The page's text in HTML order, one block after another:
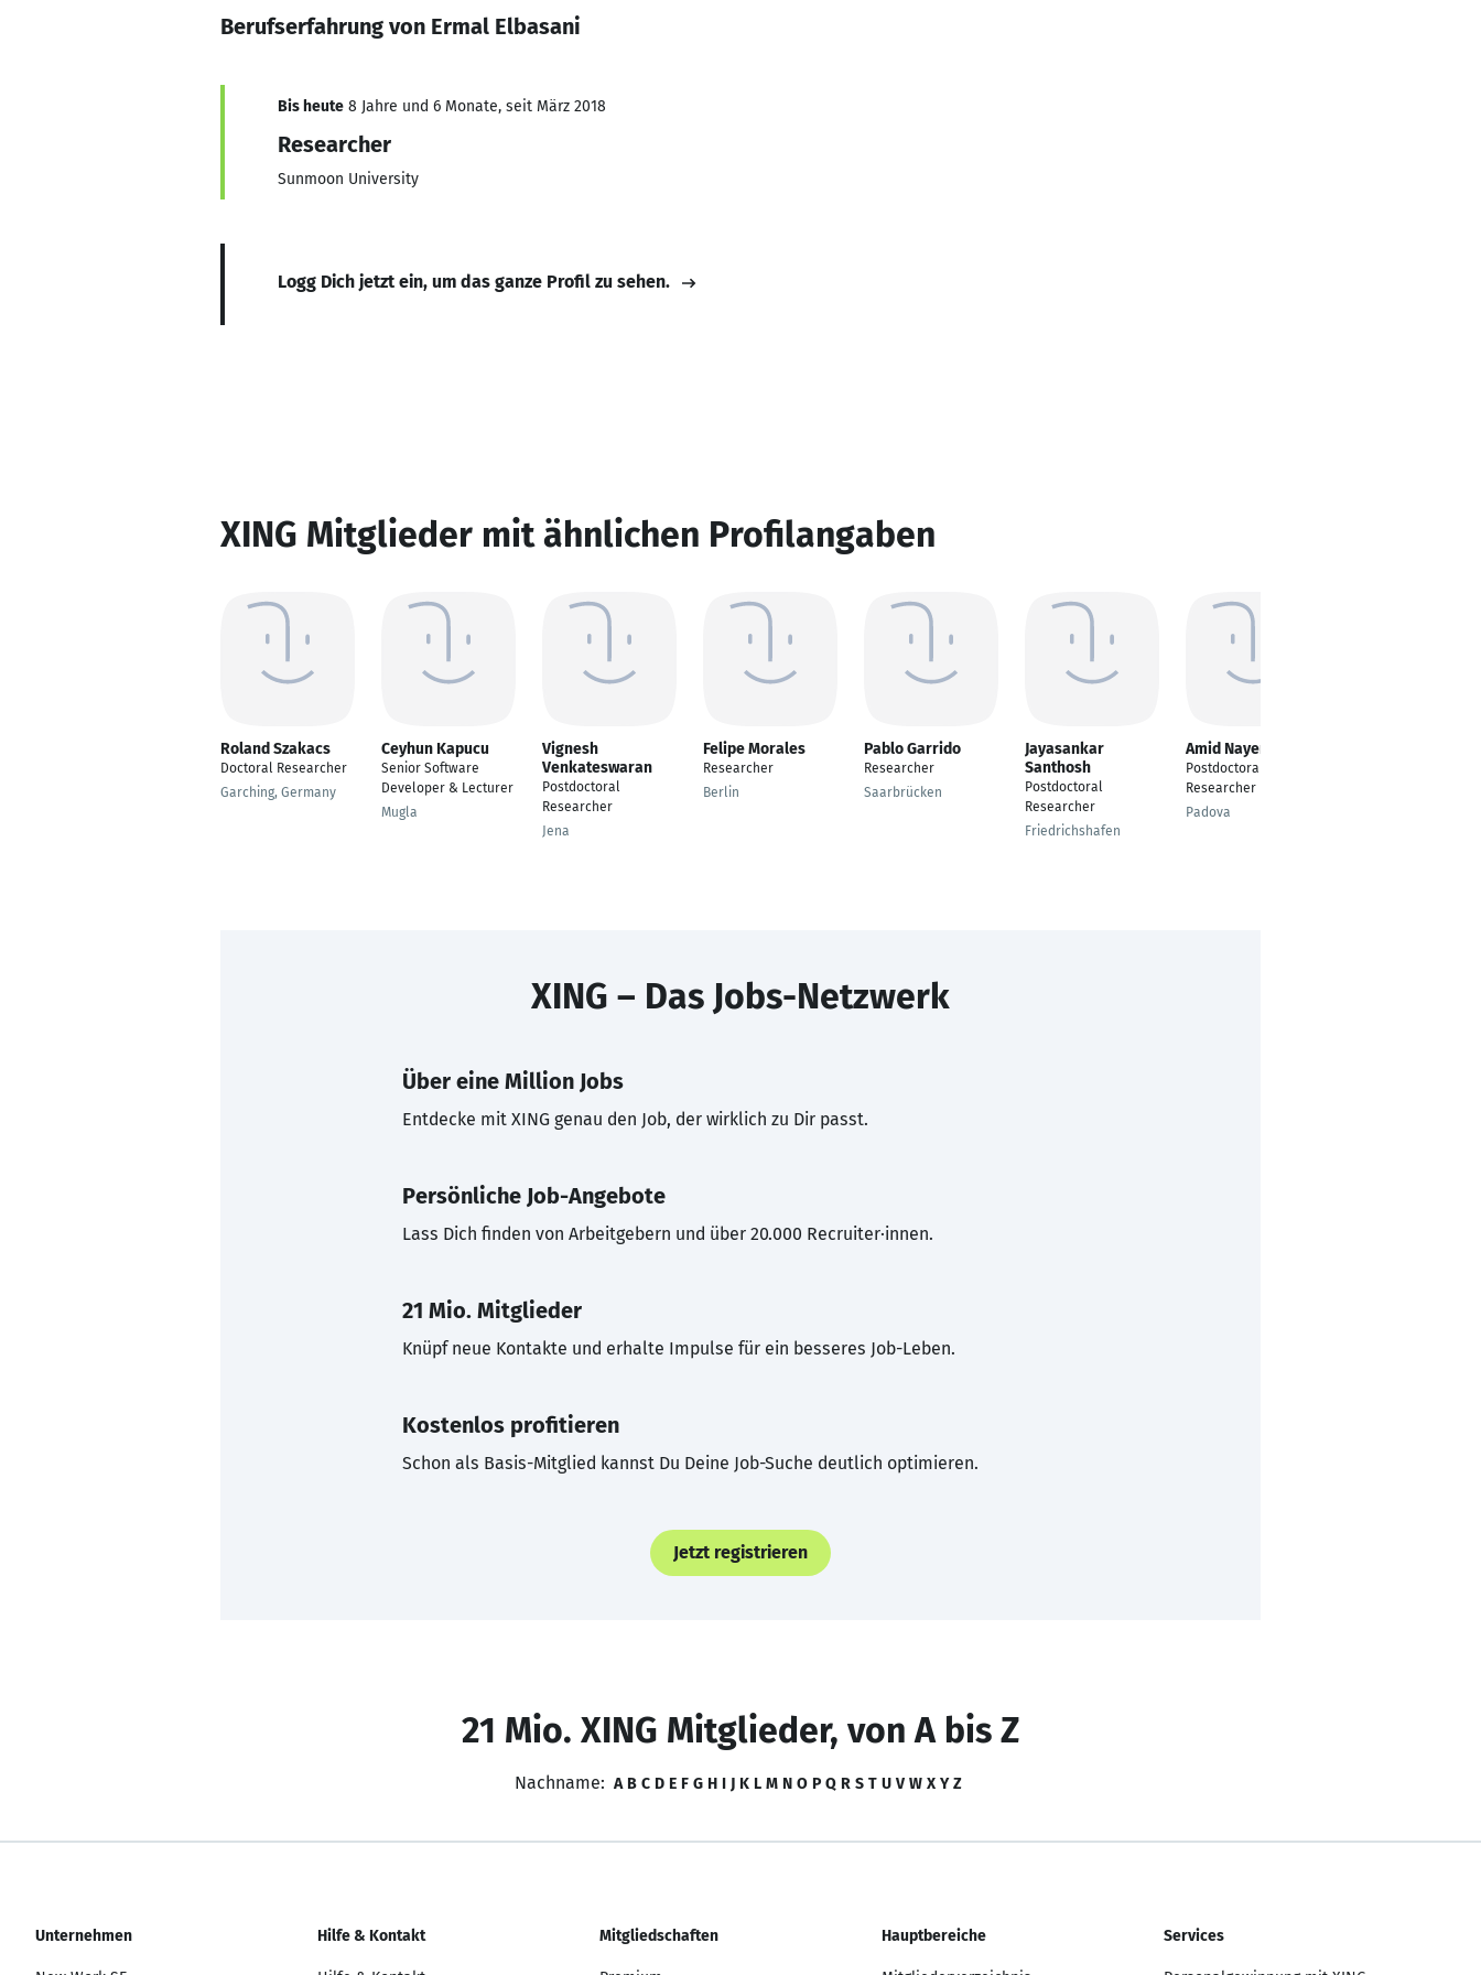
Berufserfahrung von Ermal Elbasani
Bis heute 8 Jahre und 6 Monate, seit März 2018
Researcher
Sunmoon University
Logg Dich jetzt ein, um das ganze Profil zu sehen.
XING Mitglieder mit ähnlichen Profilangaben
Roland Szakacs
Doctoral Researcher
Garching, Germany
Ceyhun Kapucu
Senior Software
Developer & Lecturer
Mugla
Vignesh
Venkateswaran
Postdoctoral
Researcher
Jena
Felipe Morales
Researcher
Berlin
Pablo Garrido
Researcher
Saarbrücken
Jayasankar
Santhosh
Postdoctoral
Researcher
Friedrichshafen
Amid Nayerhoda
Postdoctoral
Researcher
Padova
XING – Das Jobs-Netzwerk
Über eine Million Jobs
Entdecke mit XING genau den Job, der wirklich zu Dir passt.
Persönliche Job-Angebote
Lass Dich finden von Arbeitgebern und über 20.000 Recruiter·innen.
21 Mio. Mitglieder
Knüpf neue Kontakte und erhalte Impulse für ein besseres Job-Leben.
Kostenlos profitieren
Schon als Basis-Mitglied kannst Du Deine Job-Suche deutlich optimieren.
Jetzt registrieren
21 Mio. XING Mitglieder, von A bis Z
Nachname: A B C D E F G H I J K L M N O P Q R S T U V W X Y Z
Unternehmen Hilfe & Kontakt Mitgliedschaften Hauptbereiche Services